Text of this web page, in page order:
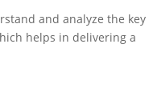
and analyze the key
helps in delivering a